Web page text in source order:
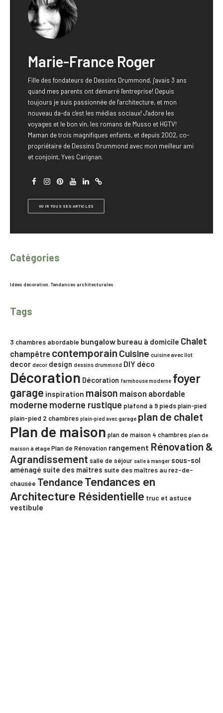
Marie-France Roger
Fille des fondateurs de Dessins Drummond, j'avais 3 ans
quand mes parents ont démarré l'entreprise! Depuis
toujours je suis passionnée de l'architecture, et mon
nouveau da-da c'est les médias sociaux! J'adore les
voyages et le bon vin, les romans de Musso et HGTV!
Maman de trois magnifiques enfants, et depuis 2002, co-
propriétaire de Dessins Drummond avec mon meilleur ami
et conjoint, Yves Carignan.
VOIR TOUS SES ARTICLES
Catégories
Idées décoration, Tendances architecturales
Tags
3 chambres abordable bungalow bureau à domicile Chalet
champêtre contemporain Cuisine cuisine avec îlot
decor decor design dessins drummond DIY déco
Décoration Décoration farmhouse moderne foyer
garage inspiration maison maison abordable
moderne moderne rustique plafond à 9 piedsplain-pied
plain-pied 2 chambres plain-pied avec garage plan de chalet
Plan de maison plan de maison 4 chambres plan de
maison à étage Plan de Rénovation rangement Rénovation &
Agrandissement salle de séjour salle à manger sous-sol
aménagé suite des maîtres suite des maîtres au rez-de-
chausée Tendance Tendances en
Architecture Résidentielle truc et astuce
vestibule